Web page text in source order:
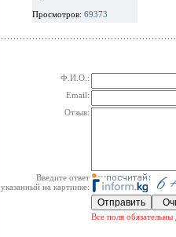
Просмотров: 69373
Ф.И.О.:
Email:
Отзыв:
Введите ответ
указанный на картинке:
Все поля обязательны